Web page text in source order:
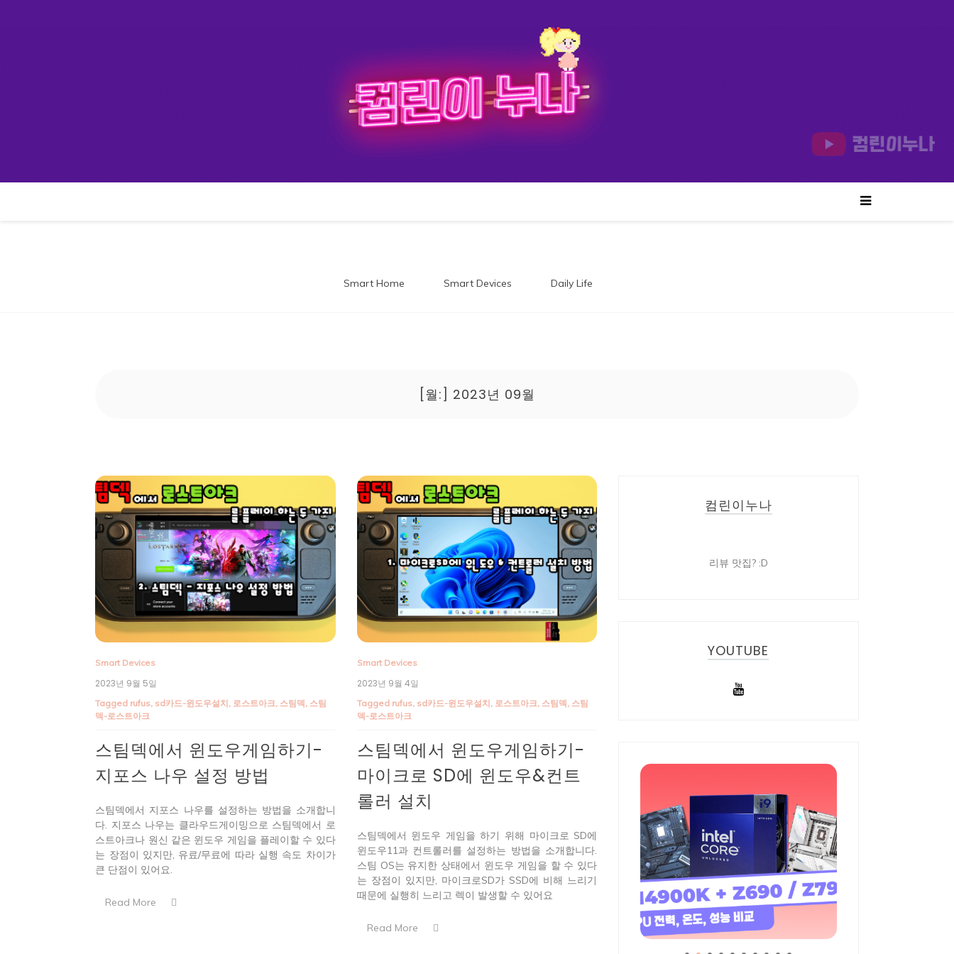
컴린이누나
Smart Home Smart Devices Daily Life
[월:] 2023년 09월
Smart Devices
2023년 9월 5일
Tagged rufus, sd카드-윈도우설치, 로스트아크, 스팀덱, 스팀
덱-로스트아크
스팀덱에서 윈도우게임하기-
지포스 나우 설정 방법
스팀덱에서 지포스 나우를 설정하는 방법을 소개합니
다. 지포스 나우는 클라우드게이밍으로 스팀덱에서 로
스트아크나 원신 같은 윈도우 게임을 플레이할 수 있다
는 장점이 있지만, 유료/무료에 따라 실행 속도 차이가
큰 단점이 있어요.
Read More
Smart Devices
2023년 9월 4일
Tagged rufus, sd카드-윈도우설치, 로스트아크, 스팀덱, 스팀
덱-로스트아크
스팀덱에서 윈도우게임하기-
마이크로 SD에 윈도우&컨트
롤러 설치
스팀덱에서 윈도우 게임을 하기 위해 마이크로 SD에
윈도우11과 컨트롤러를 설정하는 방법을 소개합니다.
스팀 OS는 유지한 상태에서 윈도우 게임을 할 수 있다
는 장점이 있지만, 마이크로SD가 SSD에 비해 느리기
때문에 실행히 느리고 렉이 발생할 수 있어요
Read More
컴린이누나
리뷰 맛집? :D
YOUTUBE